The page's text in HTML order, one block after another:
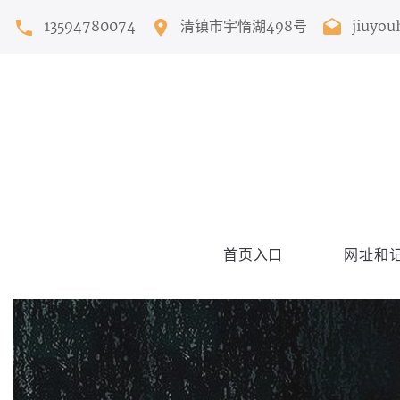
13594780074 清镇市宇惰湖498号
首页入口 网址和